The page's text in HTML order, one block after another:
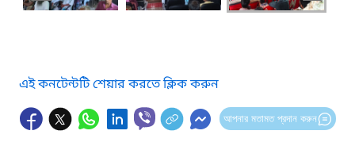
এই কনটেন্টটি শেয়ার করতে ক্লিক করুন
আপনার মতামত প্রদান করুন